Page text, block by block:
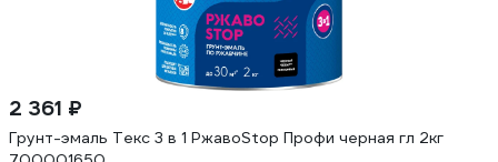
2 361 ₽
Грунт-эмаль Текс 3 в 1 РжавоStop Профи черная гл 2кг